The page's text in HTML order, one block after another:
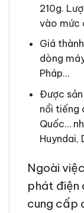
210g.
vào mức
Giá
dòng
Pháp…
Được
nổi tiếng
Quốc…
Huyndai,
Ngoài
phát điện
cung cấp